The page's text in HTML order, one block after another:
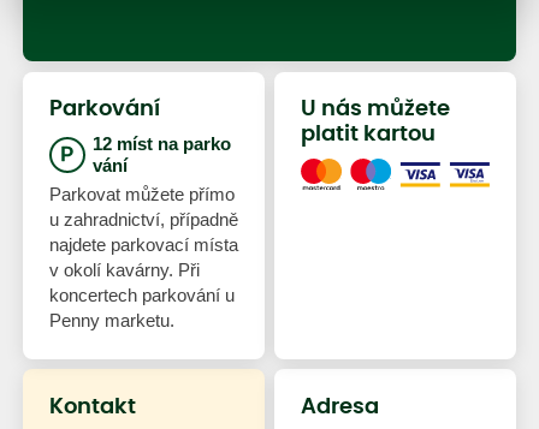
Kontakt
Parkování
12 míst na parko
vání
Parkovat můžete přímo
u zahradnictví, případně
najdete parkovací místa
v okolí kavárny. Při
koncertech parkování u
Penny marketu.
Adresa
U nás můžete
platit kartou